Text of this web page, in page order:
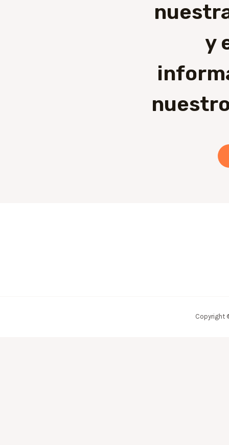
y
Copyright